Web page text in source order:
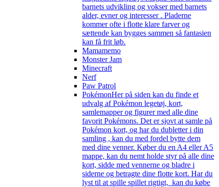
barnets udvikling og vokser med barnets
alder, evner og interesser . Pladerne
kommer ofte i flotte klare farver og
sættende kan bygges sammen så fantasien
kan få frit løb.
Mamamemo
Monster Jam
Minecraft
Nerf
Paw Patrol
PokémonHer på siden kan du finde et
udvalg af Pokémon legetøj, kort,
samlemapper og figurer med alle dine
favorit Pokémons. Det er sjovt at samle på
Pokémon kort, og har du dubletter i din
samling , kan du med fordel bytte dem
med dine venner. Køber du en A4 eller A5
mappe, kan du nemt holde styr på alle dine
kort, sidde med vennerne og bladre i
siderne og betragte dine flotte kort. Har du
lyst til at spille spillet rigtigt, kan du købe